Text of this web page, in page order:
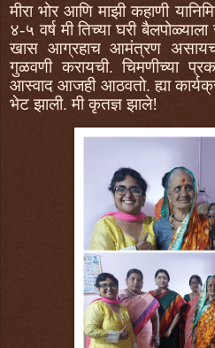
मीरा भोर आणि माझी कहाणी
४-५ वर्ष मी तिच्या घरी
खास आग्रहाच आमंत्रण
गुळवणी करायची. चिमणीच्या
आस्वाद आजही आठवतो. ह्या
भेट झाली. मी कृतज्ञ झाले!